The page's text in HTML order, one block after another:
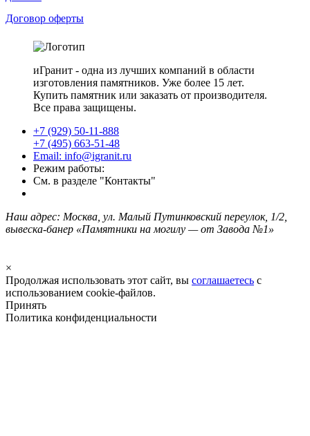
Договор оферты
иГранит - одна из лучших компаний в области
изготовления памятников. Уже более 15 лет.
Купить памятник или заказать от производителя.
Все права защищены.
+7 (929) 50-11-888
+7 (495) 663-51-48
Email: info@igranit.ru
Режим работы:
См. в разделе "Контакты"
Наш адрес: Москва, ул. Малый Путинковский переулок, 1/2,
вывеска-банер «Памятники на могилу — от Завода №1»
×
Продолжая использовать этот сайт, вы соглашаетесь с
использованием cookie-файлов.
Принять
Политика конфиденциальности